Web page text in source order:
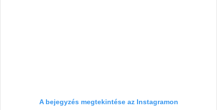
A bejegyzés megtekintése az Instagramon